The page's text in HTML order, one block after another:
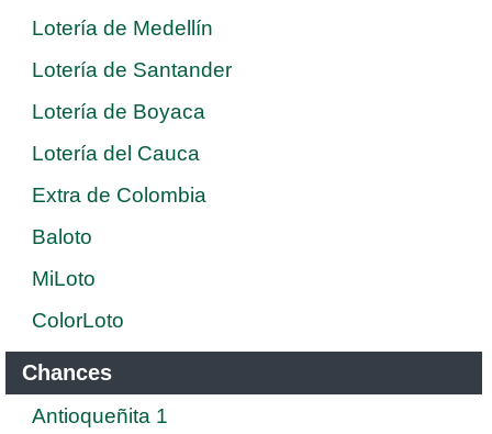
Lotería de Medellín
Lotería de Santander
Lotería de Boyaca
Lotería del Cauca
Extra de Colombia
Baloto
MiLoto
ColorLoto
Chances
Antioqueñita 1